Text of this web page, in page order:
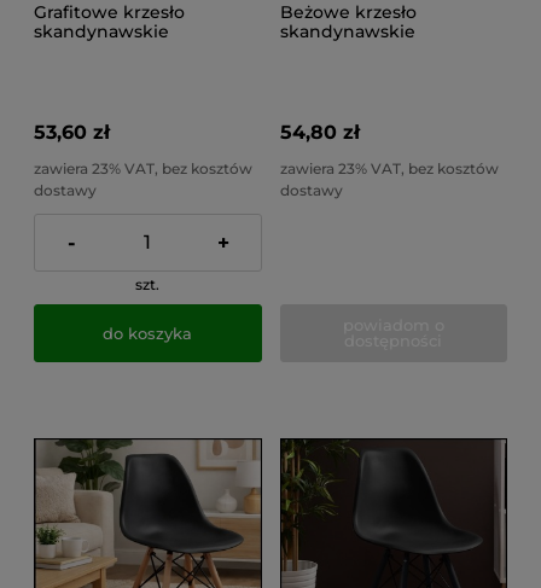
Grafitowe krzesło
skandynawskie
53,60 zł
zawiera 23% VAT, bez kosztów
dostawy
- +
szt.
do koszyka
Beżowe krzesło
skandynawskie
54,80 zł
zawiera 23% VAT, bez kosztów
dostawy